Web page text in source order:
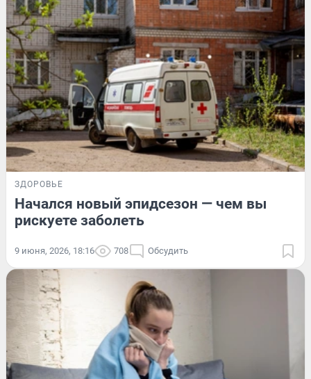
ЗДОРОВЬЕ
Начался новый эпидсезон — чем вы
рискуете заболеть
9 июня, 2026, 18:16 708 Обсудить